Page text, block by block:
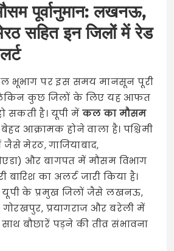
पूर्वानुमान: लखनऊ,
सहित इन जिलों में रेड
भूभाग पर इस समय मानसून पूरी
कुछ जिलों के लिए यह आफत
सकती है। यूपी में कल का मौसम
आक्रामक होने वाला है। पश्चिमी
जैसे मेरठ, गाजियाबाद,
और बागपत में मौसम विभाग
बारिश का अलर्ट जारी किया है।
यूपी के प्रमुख जिलों जैसे लखनऊ,
गोरखपुर, प्रयागराज और बरेली में
बौछारें पड़ने की तीव्र संभावना